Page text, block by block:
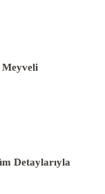
Meyveli
Detaylarıyla